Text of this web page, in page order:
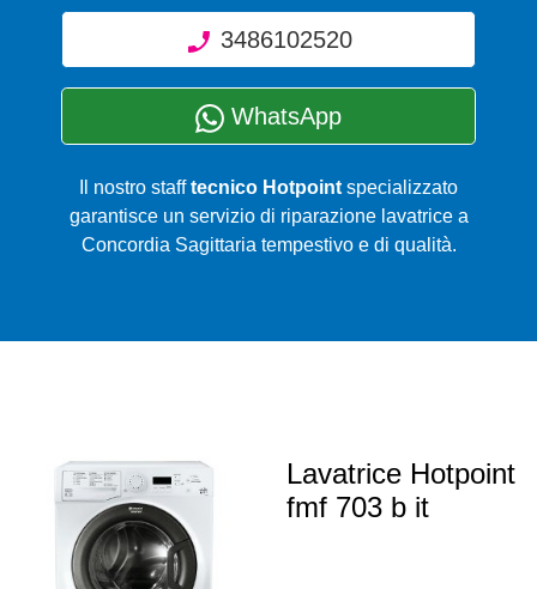
3486102520
WhatsApp
Il nostro stafftecnico Hotpoint specializzato
garantisce un servizio di riparazione lavatrice a
Concordia Sagittaria tempestivo e di qualità.
Lavatrice Hotpoint
fmf 703 b it